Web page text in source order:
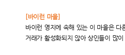
[바이런 마을]
바이런 영지에 속해 있는 이 마을은 다
거래가 활성화되지 않아 상인들이 많이